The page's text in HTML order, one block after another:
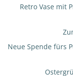
Retro Vase mit
Neue Spende fürs